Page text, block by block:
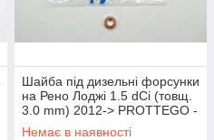
Шайба під дизельні форсунки
на Рено Лоджі 1.5 dCi (товщ.
3.0 mm) 2012-> PROTTEGO -
98412J
Немає в наявності